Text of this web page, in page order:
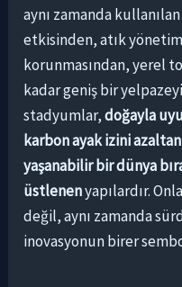
aynı zamanda
etkisinden, atık
korunmasından, yerel
kadar geniş bir yelpazeyi
stadyumlar,doğayla
karbon ayak izini
yaşanabilir bir dünya
üstlenenyapılardır.
değil, aynı zamanda
inovasyonun birer